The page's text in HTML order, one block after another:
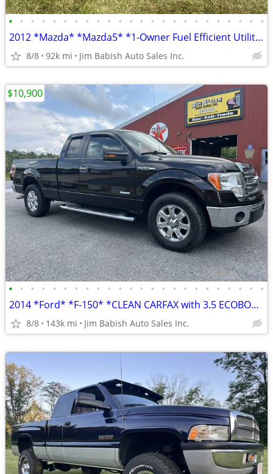
• • • • • • • • • • • • • • • • • • • • • • • •
2012 *Mazda* *Mazda5* *1-Owner Fuel Efficient Utility W
8/8 92k mi Jim Babish Auto Sales Inc.
• • • • • • • • • • • • • • • • • • • • • • • •
2014 *Ford* *F-150* *CLEAN CARFAX with 3.5 ECOBOOST V6
8/8 143k mi Jim Babish Auto Sales Inc.
$10,900